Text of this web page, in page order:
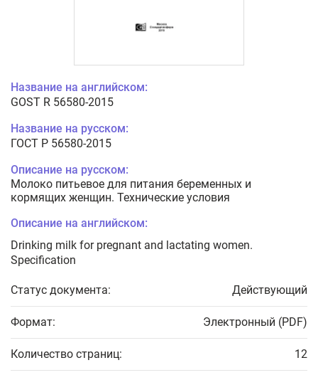
Название на английском:
GOST R 56580-2015
Название на русском:
ГОСТ Р 56580-2015
Описание на русском:
Молоко питьевое для питания беременных и
кормящих женщин. Технические условия
Описание на английском:
Drinking milk for pregnant and lactating women.
Specification
Статус документа: Действующий
Формат: Электронный (PDF)
Количество страниц: 12